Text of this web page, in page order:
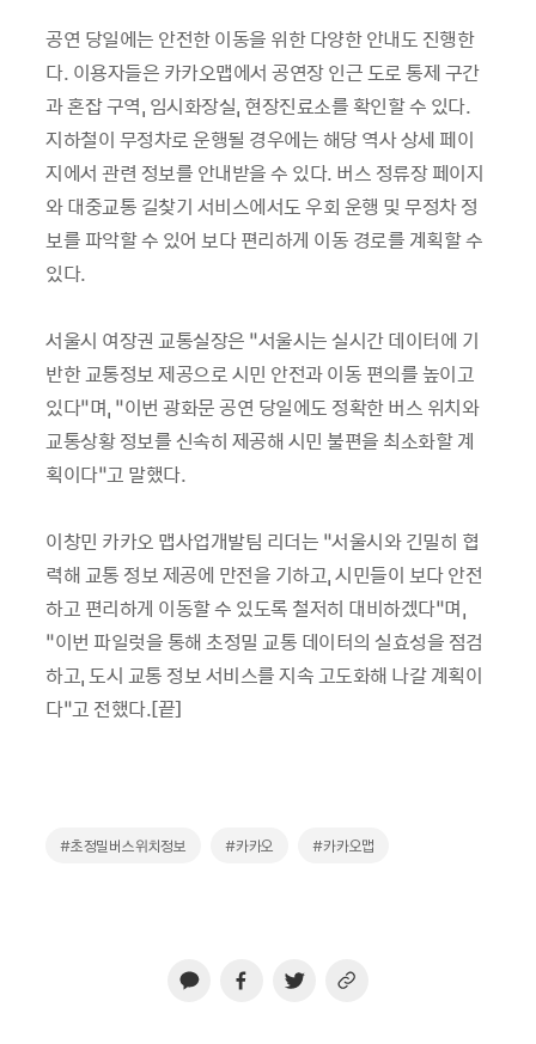
공연 당일에는 안전한 이동을 위한 다양한 안내도 진행한
다. 이용자들은 카카오맵에서 공연장 인근 도로 통제 구간
과 혼잡 구역, 임시화장실, 현장진료소를 확인할 수 있다.
지하철이 무정차로 운행될 경우에는 해당 역사 상세 페이
지에서 관련 정보를 안내받을 수 있다. 버스 정류장 페이지
와 대중교통 길찾기 서비스에서도 우회 운행 및 무정차 정
보를 파악할 수 있어 보다 편리하게 이동 경로를 계획할 수
있다.
서울시 여장권 교통실장은 “서울시는 실시간 데이터에 기
반한 교통정보 제공으로 시민 안전과 이동 편의를 높이고
있다”며, “이번 광화문 공연 당일에도 정확한 버스 위치와
교통상황 정보를 신속히 제공해 시민 불편을 최소화할 계
획이다”고 말했다.
이창민 카카오 맵사업개발팀 리더는 “서울시와 긴밀히 협
력해 교통 정보 제공에 만전을 기하고, 시민들이 보다 안전
하고 편리하게 이동할 수 있도록 철저히 대비하겠다”며,
“이번 파일럿을 통해 초정밀 교통 데이터의 실효성을 점검
하고, 도시 교통 정보 서비스를 지속 고도화해 나갈 계획이
다”고 전했다.[끝]
#초정밀버스위치정보 #카카오 #카카오맵